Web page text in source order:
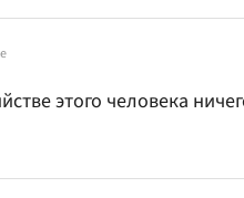
этого человека